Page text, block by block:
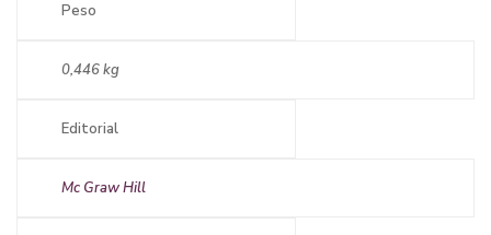
Peso
0,446 kg
Editorial
Mc Graw Hill